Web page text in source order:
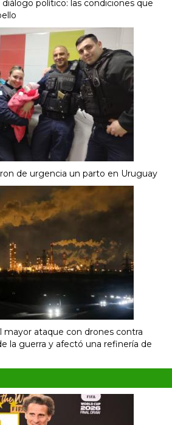
político: las condiciones que
de urgencia un parto en Uruguay
mayor ataque con drones contra
la guerra y afectó una refinería de